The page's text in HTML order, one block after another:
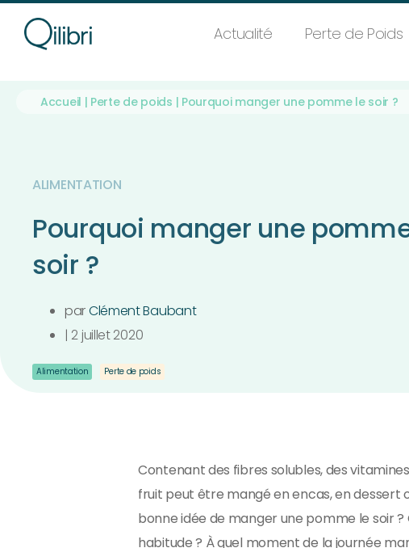
Actualité Perte de Poids
Accueil | Perte de poids | Pourquoi manger une pomme le soir ?
ALIMENTATION
Pourquoi manger une
soir ?
parClément Baubant
| 2 juillet 2020
Alimentation Perte de poids
Contenant des fibres solubles, des
fruit peut être mangé en encas, en dessert
bonne idée de manger une pomme le soir
habitude ? À quel moment de la journée